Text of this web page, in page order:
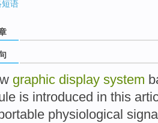
短语
graphic display system
is introduced in this
physiological